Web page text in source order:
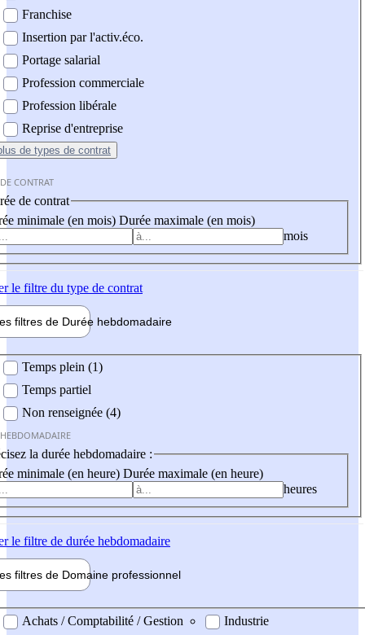
Franchise
Insertion par l'activ.éco.
Portage salarial
Profession commerciale
Profession libérale
Reprise d'entreprise
de types de contrat
CONTRAT
de contrat
minimale (en mois) Durée maximale (en mois)
mois
le filtre du type de contrat
filtres de Durée hebdomadaire
Temps plein (1)
Temps partiel
Non renseignée (4)
la durée hebdomadaire :
minimale (en heure) Durée maximale (en heure)
heures
le filtre de durée hebdomadaire
filtres de Domaine professionnel
professionel
Achats / Comptabilité / Gestion
Industrie